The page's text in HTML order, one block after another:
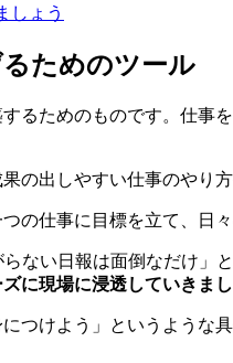
しょう
ためのツール
るためのものです。仕事
の出しやすい仕事のやり
の仕事に目標を立て、日
らない日報は面倒なだけ」
に現場に浸透していきまし
つけよう」というような